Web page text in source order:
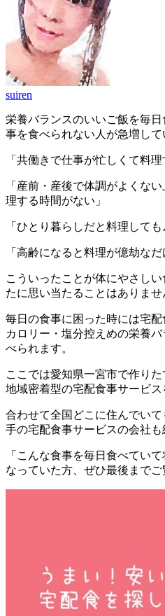
suiren
栄養バランスのいいご飯を毎
事を食べられない人が急増して
「共働きで仕事が忙しくて料理
「産前・産後で体調がよくな
理する時間がない」
「ひとり暮らしだと料理して
「高齢になると料理が億劫な
こういったことが体にやさし
たに思い当たることはありませ
毎日の食事に困った時には宅
カロリー・塩分控えめの栄養
べられます。
ここでは愛知県一宮市で作りた
地域密着型の宅配食事サービス
合わせて全国どこに住んでい
手の宅配食事サービスの会社も
「こんな食事を毎日食べてい
なっていた方、ぜひ最後まで